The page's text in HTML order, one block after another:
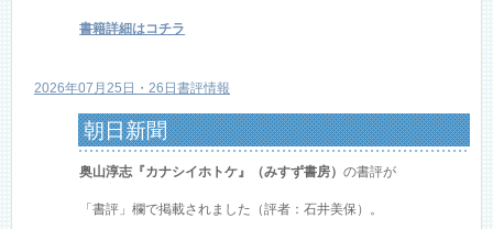
書籍詳細はコチラ
2026年07月25日・26日書評情報
朝日新聞
奥山淳志『カナシイホトケ』（みすず書房）の書評が
「書評」欄で掲載されました（評者：石井美保）。